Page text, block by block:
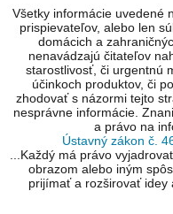
Všetky informácie uvedené
prispievateľov, alebo len
domácich a
nenavádzajú čitateľov
starostlivosť, či urgentnú
účinkoch produktov, či
zhodovať s názormi tejto
nesprávne informácie.
a právo na
Ústavný zákon č.
...Každý má právo
obrazom alebo iným
prijímať a rozširovať idey